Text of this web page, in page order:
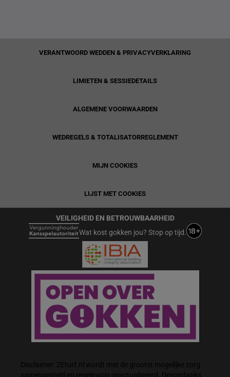
VERANTWOORD WEDDEN & PRIVACYVERKLARING
LIMIETEN & SESSIEDETAILS
ALGEMENE VOORWAARDEN
WEDREGELS & TOTALISATORREGLEMENT
MIJN COOKIES
LIJST MET COOKIES
VEILIGHEID EN BETROUWBAARHEID
Wat kost gokken jou? Stop op tijd.
Disclaimer: ZEturf.nl wordt met de grootst mogelijke zorg
samengesteld en regelmatig geactualiseerd. Desondanks